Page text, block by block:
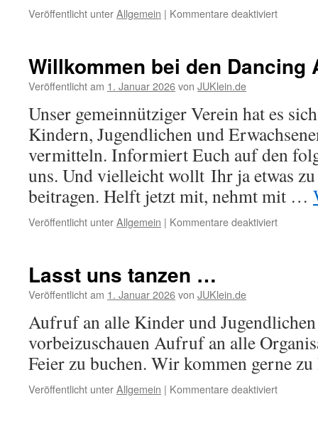
Veröffentlicht unterAllgemein | Kommentare deaktiviertfür
Willkommen bei den Dancing
Veröffentlicht am 1. Januar 2026von JUKlein.de
Unser gemeinnütziger Verein hat es
Kindern, Jugendlichen und
vermitteln. Informiert Euch auf den
uns. Und vielleicht wollt Ihr ja etwas
beitragen. Helft jetzt mit, nehmt mit …
Veröffentlicht unterAllgemein | Kommentare deaktiviertfür
Lasst uns tanzen …
Veröffentlicht am 1. Januar 2026von JUKlein.de
Aufruf an alle Kinder und
vorbeizuschauen Aufruf an alle
Feier zu buchen. Wir kommen gerne
Veröffentlicht unterAllgemein | Kommentare deaktiviertfür